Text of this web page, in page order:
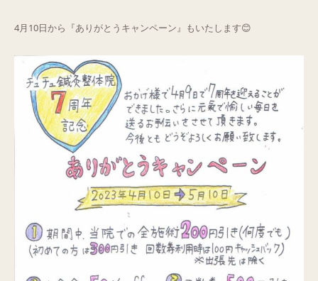
4月10日から『ありがとうキャンペーン』もいたします😊